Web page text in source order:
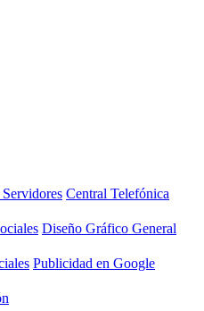
Central Telefónica
Diseño Gráfico General
Publicidad en Google